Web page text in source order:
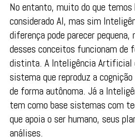
No entanto, muito do que temos
considerado AI, mas sim
diferença pode parecer
desses conceitos funcionam de
distinta. A Inteligência Artificial
sistema que reproduz a
de forma autônoma. Já a
tem como base sistemas com
que apoia o ser humano, seus
análises.